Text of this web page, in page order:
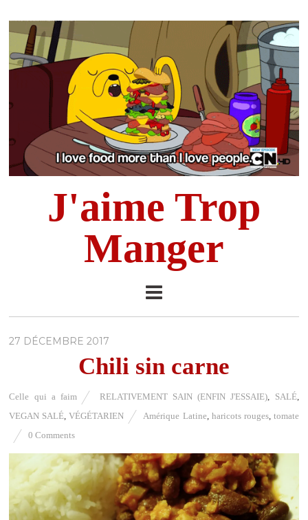
J'aime Trop
Manger
27 DÉCEMBRE 2017
Chili sin carne
Celle qui a faim RELATIVEMENT SAIN (ENFIN J'ESSAIE) SALÉ,
VEGAN SALÉ ,VÉGÉTARIEN Amérique Latine haricots rouges, tomate
0 Comments